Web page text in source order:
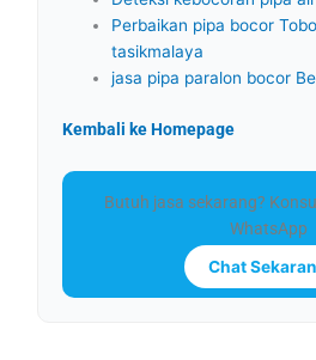
Perbaikan pipa bocor
tasikmalaya
jasa pipa paralon bocor
Kembali ke Homepage
Butuh jasa sekarang?
WhatsApp
Chat